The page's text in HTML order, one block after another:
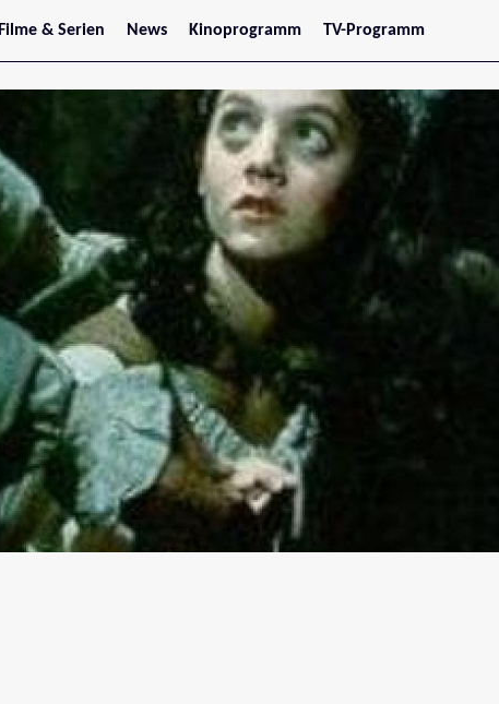
Filme & Serien
Trailer
News
Stars
Kinoprogramm
Jetzt im Kino
Wien
Niederösterreich
Oberösterreich
Steiermark
Burgenland
Kärnten
Salzburg
Tirol
Vorarlberg
TV-Programm